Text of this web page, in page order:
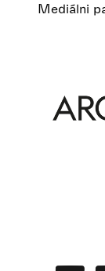
Mediálni